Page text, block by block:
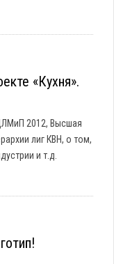
«Кухня».
2012, Высшая
лиг КВН, о том,
и т.д.